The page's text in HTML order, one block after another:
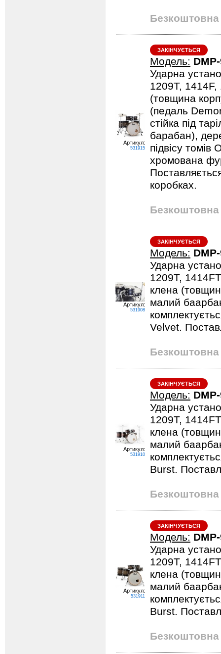
Безкоштовна
Артикул:
531915
ЗАКІНЧУЄТЬСЯ
Модель:
Ударна
1209T,
(товщина
(педаль
стійка під
барабан),
підвісу
хромована
коробках.
Безкоштовна
Артикул:
531908
ЗАКІНЧУЄТЬСЯ
Модель:
Ударна
1209T,
клена
малий
Velvet.
Безкоштовна
Артикул:
531910
ЗАКІНЧУЄТЬСЯ
Модель:
Ударна
1209T,
клена
малий
Burst.
Безкоштовна
Артикул:
531911
ЗАКІНЧУЄТЬСЯ
Модель:
Ударна
1209T,
клена
малий
Burst.
Безкоштовна